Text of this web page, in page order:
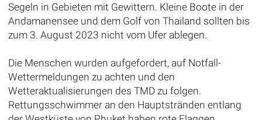
Segeln in Gebieten mit Gewittern. Kleine Boote in der
Andamanensee und dem Golf von Thailand sollten bis
zum 3. August 2023 nicht vom Ufer ablegen.
Die Menschen wurden aufgefordert, auf Notfall-
Wettermeldungen zu achten und den
Wetteraktualisierungen des TMD zu folgen.
Rettungsschwimmer an den Hauptstränden entlang